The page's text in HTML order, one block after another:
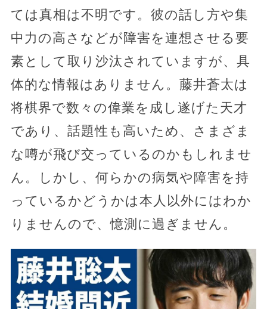
ては真相は不明です。彼の話し方や集
中力の高さなどが障害を連想させる要
素として取り沙汰されていますが、具
体的な情報はありません。藤井蒼太は
将棋界で数々の偉業を成し遂げた天才
であり、話題性も高いため、さまざま
な噂が飛び交っているのかもしれませ
ん。しかし、何らかの病気や障害を持
っているかどうかは本人以外にはわか
りませんので、憶測に過ぎません。